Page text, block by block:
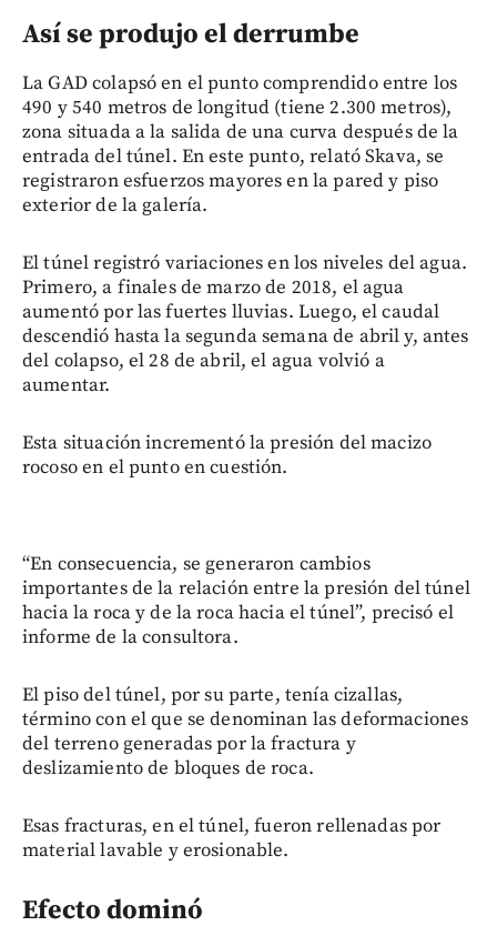
Así se produjo el derrumbe
La GAD colapsó en el punto comprendido entre los
490 y 540 metros de longitud (tiene 2.300 metros),
zona situada a la salida de una curva después de la
entrada del túnel. En este punto, relató Skava, se
registraron esfuerzos mayores en la pared y piso
exterior de la galería.
El túnel registró variaciones en los niveles del agua.
Primero, a finales de marzo de 2018, el agua
aumentó por las fuertes lluvias. Luego, el caudal
descendió hasta la segunda semana de abril y, antes
del colapso, el 28 de abril, el agua volvió a
aumentar.
Esta situación incrementó la presión del macizo
rocoso en el punto en cuestión.
“En consecuencia, se generaron cambios
importantes de la relación entre la presión del túnel
hacia la roca y de la roca hacia el túnel”, precisó el
informe de la consultora.
El piso del túnel, por su parte, tenía cizallas,
término con el que se denominan las deformaciones
del terreno generadas por la fractura y
deslizamiento de bloques de roca.
Esas fracturas, en el túnel, fueron rellenadas por
material lavable y erosionable.
Efecto dominó